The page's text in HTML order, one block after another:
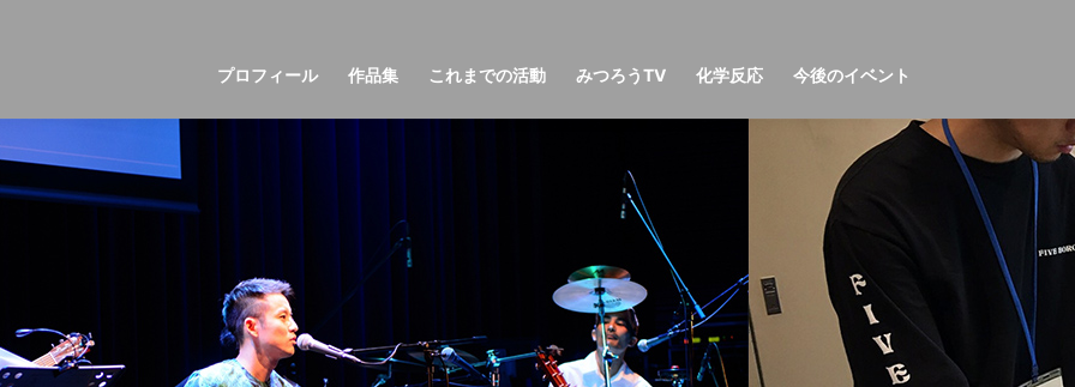
プロフィール 作品集 これまでの活動 みつろうTV 化学反応 今後のイベント